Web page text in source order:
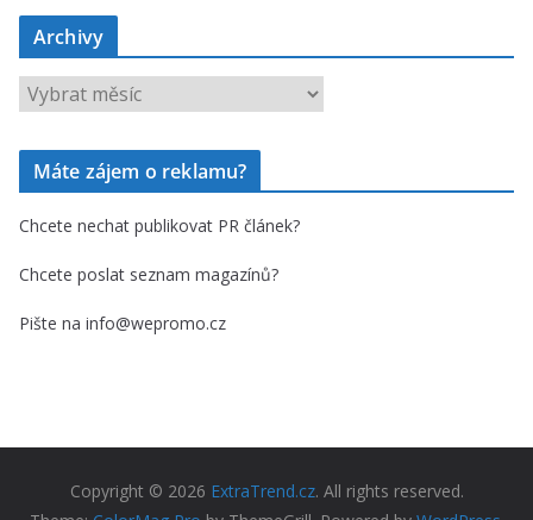
Archivy
A
r
c
v
y
Máte zájem o reklamu?
Chcete nechat publikovat PR článek?
Chcete poslat seznam magazínů?
Pište na info@wepromo.cz
Copyright © 2026 ExtraTrend.cz. All rights reserved.